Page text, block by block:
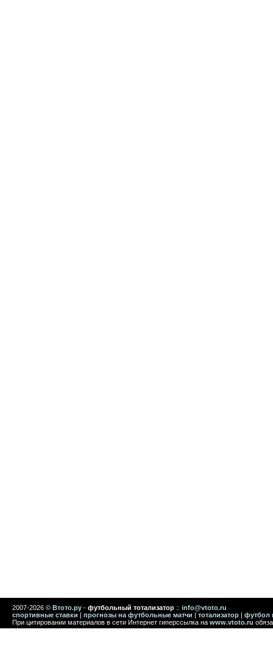
2007-2026 © Втото.ру - футбольный тотализатор :: info@vtoto.ru
спортивные ставки | прогнозы на футбольные матчи | тотализатор | футбол
При цитировании материалов в сети Интернет гиперссылка на www.vtoto.ru